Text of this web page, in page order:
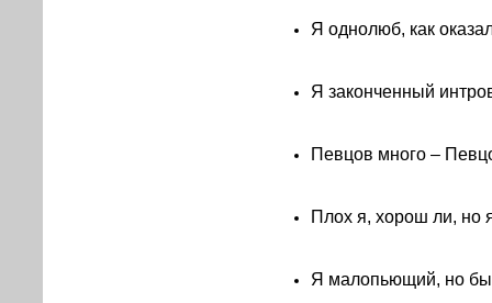
Я однолюб, как
Я законченный
Певцов много –
Плох я, хорош ли, но
Я малопьющий, но